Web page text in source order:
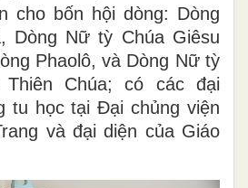
cho bốn hội dòng: Dòng
Dòng Nữ tỳ Chúa Giêsu
Phaolô, và Dòng Nữ tỳ
Chúa; có các đại
tu học tại Đại chủng viện
và đại diện của Giáo